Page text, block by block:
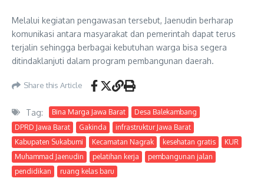
Melalui kegiatan pengawasan tersebut, Jaenudin berharap
komunikasi antara masyarakat dan pemerintah dapat terus
terjalin sehingga berbagai kebutuhan warga bisa segera
ditindaklanjuti dalam program pembangunan daerah.
Share this Article
Tag: Bina Marga Jawa Barat
Desa Balekambang
DPRD Jawa Barat
Gakinda
infrastruktur Jawa Barat
Kabupaten Sukabumi
Kecamatan Nagrak kesehatan gratis
KUR
Muhammad Jaenudin
pelatihan kerja
pembangunan jalan
pendidikan
ruang kelas baru